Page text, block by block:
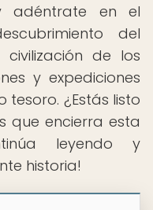
adéntrate en el
del
de los
y expediciones
¿Estás listo
que encierra esta
leyendo y
historia!